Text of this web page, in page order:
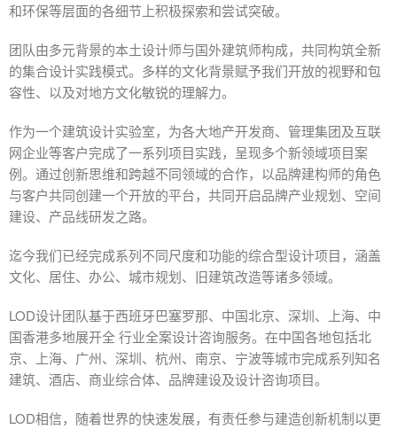
和环保等层面的各细节上积极探索和尝试突破。
团队由多元背景的本土设计师与国外建筑师构成，共同构筑全新
的集合设计实践模式。多样的文化背景赋予我们开放的视野和包
容性、以及对地方文化敏锐的理解力。
作为一个建筑设计实验室，为各大地产开发商、管理集团及互联
网企业等客户完成了一系列项目实践，呈现多个新领域项目案
例。通过创新思维和跨越不同领域的合作，以品牌建构师的角色
与客户共同创建一个开放的平台，共同开启品牌产业规划、空间
建设、产品线研发之路。
迄今我们已经完成系列不同尺度和功能的综合型设计项目，涵盖
文化、居住、办公、城市规划、旧建筑改造等诸多领域。
LOD设计团队基于西班牙巴塞罗那、中国北京、深圳、上海、中
国香港多地展开全 行业全案设计咨询服务。在中国各地包括北
京、上海、广州、深圳、杭州、南京、宁波等城市完成系列知名
建筑、酒店、商业综合体、品牌建设及设计咨询项目。
LOD相信，随着世界的快速发展，有责任参与建造创新机制以更